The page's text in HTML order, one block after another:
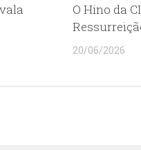
O Hino da
20/06/2026